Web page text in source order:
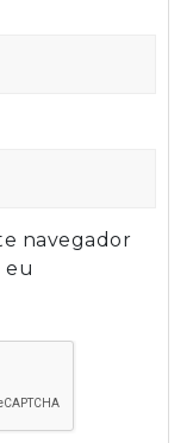
navegador
eu